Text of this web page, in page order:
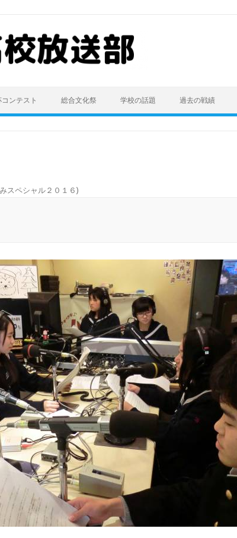
コンテスト 総合文化祭 学校の話題 過去の戦績
スペシャル２０１６ )